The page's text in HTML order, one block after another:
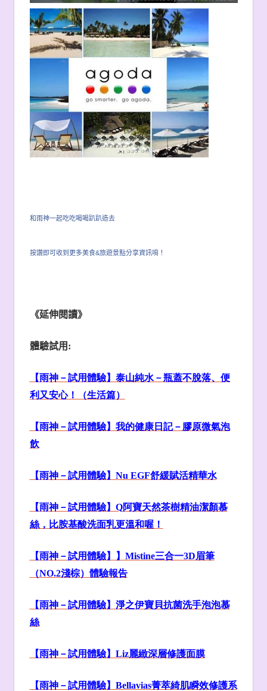
和雨神一起吃吃喝喝趴趴造去
按讚即可收到更多美食&旅遊景點分享資訊唷！
《延伸閱讀》
體驗試用 :
【雨神－試用體驗】泰山純水－瓶蓋不脫落、便
利又安心！（生活篇）
【雨神－試用體驗】我的健康日記－膠原微氣泡
飲
【雨神－試用體驗】Nu EGF舒緩賦活精華水
【雨神－試用體驗】Q阿寶天然茶樹精油潔顏慕
絲，比胺基酸洗面乳更溫和喔！
【雨神－試用體驗】】Mistine三合一3D眉筆
（NO.2淺棕）體驗報告
【雨神－試用體驗】淨之伊寶貝抗菌洗手泡泡慕
絲
【雨神－試用體驗】Liz麗緻深層修護面膜
【雨神－試用體驗】Bellavias菁萃綺肌瞬效修護系